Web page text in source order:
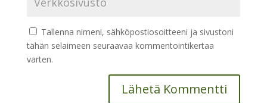
Tallenna nimeni, sähköpostiosoitteeni ja sivustoni
tähän selaimeen seuraavaa kommentointikertaa
varten.